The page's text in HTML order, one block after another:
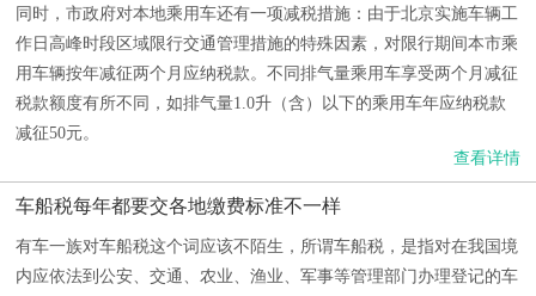
同时，市政府对本地乘用车还有一项减税措施：由于北京实施车辆工
作日高峰时段区域限行交通管理措施的特殊因素，对限行期间本市乘
用车辆按年减征两个月应纳税款。不同排气量乘用车享受两个月减征
税款额度有所不同，如排气量1.0升（含）以下的乘用车年应纳税款
减征50元。
查看详情
车船税每年都要交各地缴费标准不一样
有车一族对车船税这个词应该不陌生，所谓车船税，是指对在我国境
内应依法到公安、交通、农业、渔业、军事等管理部门办理登记的车